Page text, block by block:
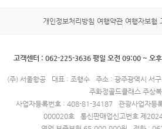
개인정보처리방침 여행약관 여행자보험
고객센터 : 062-225-3636 평일 오전 09:00 ~ 오
(주) 서울항공 대표 : 조행수
주소 : 광주광역시 서
주화정골드클래스 주상
사업자등록번호 : 408-81-34187
관광사업자등
000020호
통신판매업신고번호 제